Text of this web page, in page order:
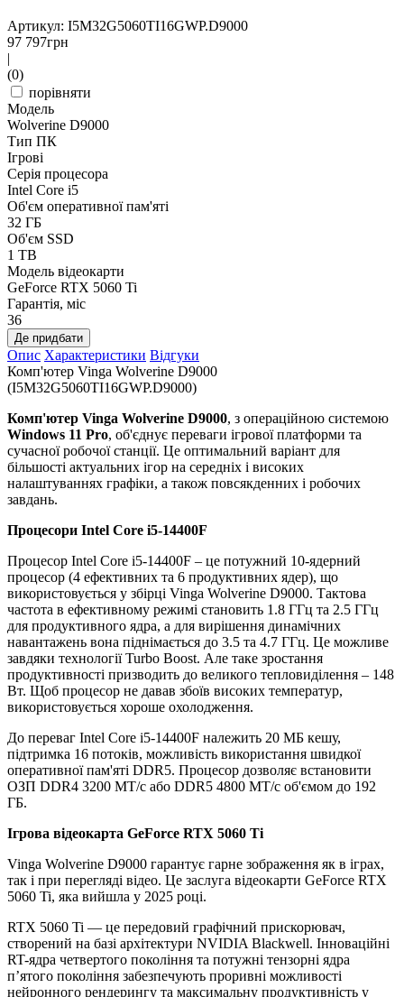
Артикул: I5M32G5060TI16GWP.D9000
97 797грн
|
(0)
порівняти
Модель
Wolverine D9000
Тип ПК
Ігрові
Серія процесора
Intel Core i5
Об'єм оперативної пам'яті
32 ГБ
Об'єм SSD
1 TB
Модель відеокарти
GeForce RTX 5060 Ti
Гарантія, міс
36
Де придбати
Опис Характеристики Відгуки
Комп'ютер Vinga Wolverine D9000
(I5M32G5060TI16GWP.D9000)
Комп'ютер Vinga Wolverine D9000, з операційною системою
Windows 11 Pro, об'єднує переваги ігрової платформи та
сучасної робочої станції. Це оптимальний варіант для
більшості актуальних ігор на середніх і високих
налаштуваннях графіки, а також повсякденних і робочих
завдань.
Процесори Intel Core i5-14400F
Процесор Intel Core i5-14400F – це потужний 10-ядерний
процесор (4 ефективних та 6 продуктивних ядер), що
використовується у збірці Vinga Wolverine D9000. Тактова
частота в ефективному режимі становить 1.8 ГГц та 2.5 ГГц
для продуктивного ядра, а для вирішення динамічних
навантажень вона піднімається до 3.5 та 4.7 ГГц. Це можливе
завдяки технології Turbo Boost. Але таке зростання
продуктивності призводить до великого тепловиділення – 148
Вт. Щоб процесор не давав збоїв високих температур,
використовується хороше охолодження.
До переваг Intel Core i5-14400F належить 20 МБ кешу,
підтримка 16 потоків, можливість використання швидкої
оперативної пам'яті DDR5. Процесор дозволяє встановити
ОЗП DDR4 3200 МТ/с або DDR5 4800 МТ/с об'ємом до 192
ГБ.
Ігрова відеокарта GeForce RTX 5060 Ti
Vinga Wolverine D9000 гарантує гарне зображення як в іграх,
так і при перегляді відео. Це заслуга відеокарти GeForce RTX
5060 Ti, яка вийшла у 2025 році.
RTX 5060 Ti — це передовий графічний прискорювач,
створений на базі архітектури NVIDIA Blackwell. Інноваційні
RT-ядра четвертого покоління та потужні тензорні ядра
п’ятого покоління забезпечують проривні можливості
нейронного рендерингу та максимальну продуктивність у